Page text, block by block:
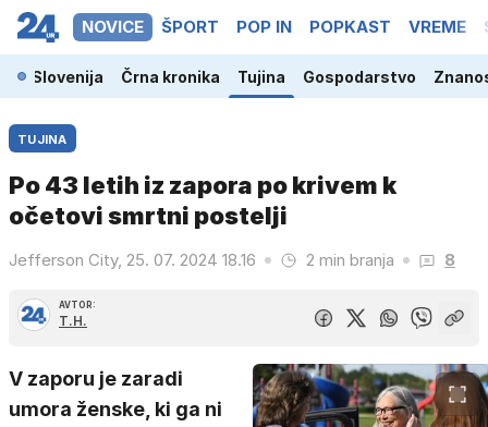
NOVICE ŠPORT POP IN POPKAST VREME
Slovenija Črna kronika Tujina Gospodarstvo
TUJINA
Po 43 letih iz zapora po krivem k
očetovi smrtni postelji
Jefferson City, 25. 07. 2024 18.16 2 min branja 8
AVTOR:
T.H.
V zaporu je zaradi
umora ženske, ki ga ni